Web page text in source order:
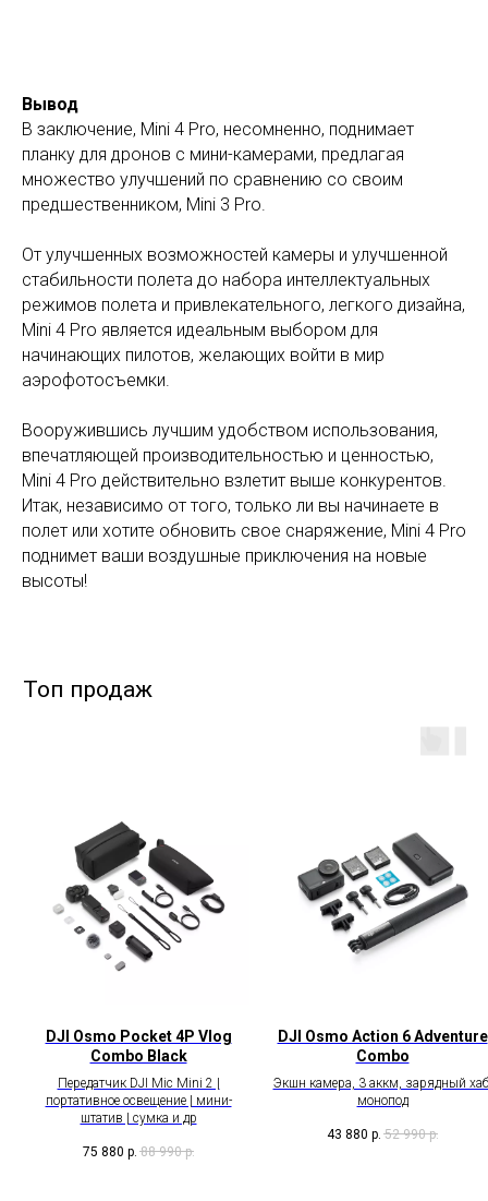
Вывод
В заключение, Mini 4 Pro, несомненно, поднимает
планку для дронов с мини-камерами, предлагая
множество улучшений по сравнению со своим
предшественником, Mini 3 Pro.
От улучшенных возможностей камеры и улучшенной
стабильности полета до набора интеллектуальных
режимов полета и привлекательного, легкого дизайна,
Mini 4 Pro является идеальным выбором для
начинающих пилотов, желающих войти в мир
аэрофотосъемки.
Вооружившись лучшим удобством использования,
впечатляющей производительностью и ценностью,
Mini 4 Pro действительно взлетит выше конкурентов.
Итак, независимо от того, только ли вы начинаете в
полет или хотите обновить свое снаряжение, Mini 4 Pro
поднимет ваши воздушные приключения на новые
высоты!
DJI Osmo Pocket 4P Vlog
Combo Black
Передатчик DJI Mic Mini 2 |
портативное освещение | мини-
штатив | сумка и др
75 880 р. 88 990 р.
DJI Osmo Action 6 Adventure
Combo
Экшн камера, 3 аккм, зарядный
монопод
43 880 р. 52 990 р.